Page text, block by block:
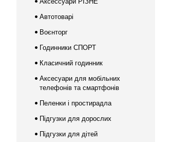
Автотоварі
Воєнторг
Годинники СПОРТ
Класичний годинник
Аксесуари для мобільних
телефонів та смартфонів
Пеленки і простирадла
Підгузки для дорослих
Підгузки для дітей